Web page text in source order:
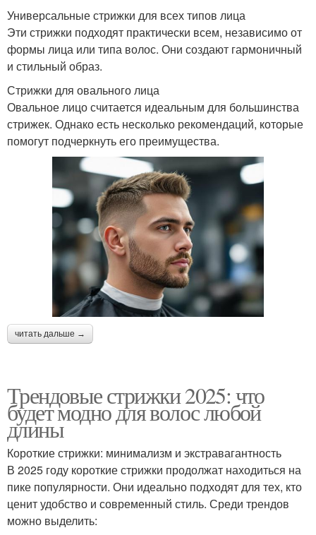
Универсальные стрижки для всех типов лица
Эти стрижки подходят практически всем, независимо от
формы лица или типа волос. Они создают гармоничный
и стильный образ.
Стрижки для овального лица
Овальное лицо считается идеальным для большинства
стрижек. Однако есть несколько рекомендаций, которые
помогут подчеркнуть его преимущества.
читать дальше →
Трендовые стрижки 2025: что
будет модно для волос любой
длины
Короткие стрижки: минимализм и экстравагантность
В 2025 году короткие стрижки продолжат находиться на
пике популярности. Они идеально подходят для тех, кто
ценит удобство и современный стиль. Среди трендов
можно выделить: